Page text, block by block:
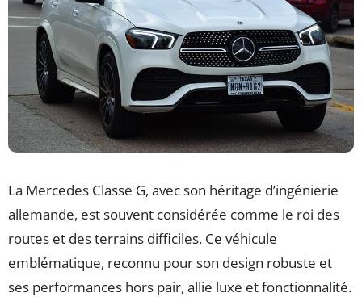
La Mercedes Classe G, avec son héritage d’ingénierie
allemande, est souvent considérée comme le roi des
routes et des terrains difficiles. Ce véhicule
emblématique, reconnu pour son design robuste et
ses performances hors pair, allie luxe et fonctionnalité.